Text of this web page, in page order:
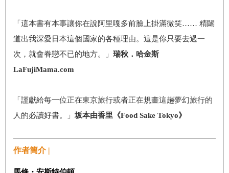
「這本書有本事讓你在說阿里嘎多前臉上掛滿微笑…… 精闢
道出我深愛日本這個國家的各種理由。這是你只要去過一
次，就會眷戀不已的地方。」 瑞秋．哈金斯
LaFujiMama.com
「謹獻給每一位正在東京旅行或者正在規畫這趟夢幻旅行的
人的必讀好書。」坂本由香里《Food Sake Tokyo》
作者簡介 |